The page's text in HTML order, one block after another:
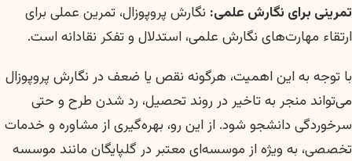
تمرینی برای نگارش علمی: نگارش پروپوزال، تمرین عملی برای
ارتقاء مهارت‌های نگارش علمی، استدلال و تفکر نقادانه است.
با توجه به این اهمیت، هرگونه نقص یا ضعف در نگارش پروپوزال
می‌تواند منجر به تاخیر در روند تحصیل، رد شدن طرح و حتی
سرخوردگی دانشجو شود. از این رو، بهره‌گیری از مشاوره و خدمات
تخصصی، به ویژه از موسسه‌ای معتبر در گلپایگان مانند موسسه